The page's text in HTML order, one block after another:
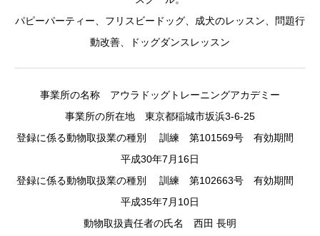
パピーパーティー、フリスビードッグ、成犬のレッスン、問題行
動改善、ドッグダンスレッスン
事業所の名称 アウラドッグトレーニングアカデミー
事業所の所在地 東京都稲城市坂浜3-6-25
登録に係る動物取扱業の種別 訓練 第101569号 有効期間
平成30年7月16日
登録に係る動物取扱業の種別 訓練 第102663号 有効期間
平成35年7月10日
動物取扱責任者の氏名 西田 長明